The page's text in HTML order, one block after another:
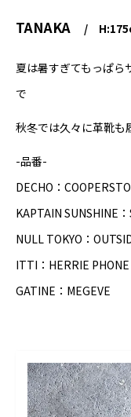
TANAKA
夏は暑すぎてもっぱら
で
秋冬では久々に革靴も
-品番-
DECHO：
KAPTAIN SUNSHINE
NULL TOKYO：
ITTI：HERRIE
GATINE：MEGEVE